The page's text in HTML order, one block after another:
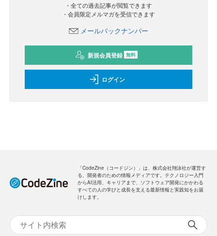
・全ての過去記事が閲覧できます
・会員限定メルマガを受信できます
メールバックナンバー
新規会員登録 無料
ログイン
「CodeZine（コードジン）」は、株式会社翔泳社が運営す
る、開発者のための情報メディアです。テクノロジー入門
からAI活用、キャリアまで、ソフトウェア開発にかかわる
すべての人の学びと成長を支える最新情報と実践知をお届
けします。